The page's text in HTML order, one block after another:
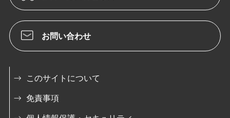
お問い合わせ
このサイトについて
免責事項